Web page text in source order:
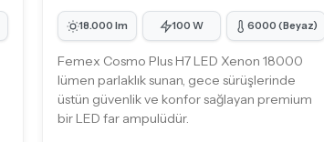
18.000 lm 100 W 6000 (Beyaz)
Femex Cosmo Plus H7 LED Xenon 18000
lümen parlaklık sunan, gece sürüşlerinde
üstün güvenlik ve konfor sağlayan premium
bir LED far ampulüdür.